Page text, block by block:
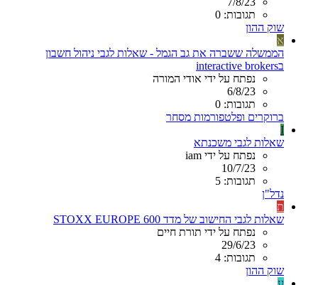
תגובות: 0
שוק ההון
א
הממשלה ששברה את גב הגמל - שאלות לגבי ניהול חשבון
בinteractive brokers
נפתח על ידי אודי המורה
6/8/23
תגובות: 0
ברוקרים ופלטפורמות מסחר
I
שאלות לגבי משכנתא
נפתח על ידי iam
10/7/23
תגובות: 5
נדל"ן
ת
שאלות לגבי החישוב של מדד STOXX EUROPE 600
נפתח על ידי תורת חיים
29/6/23
תגובות: 4
שוק ההון